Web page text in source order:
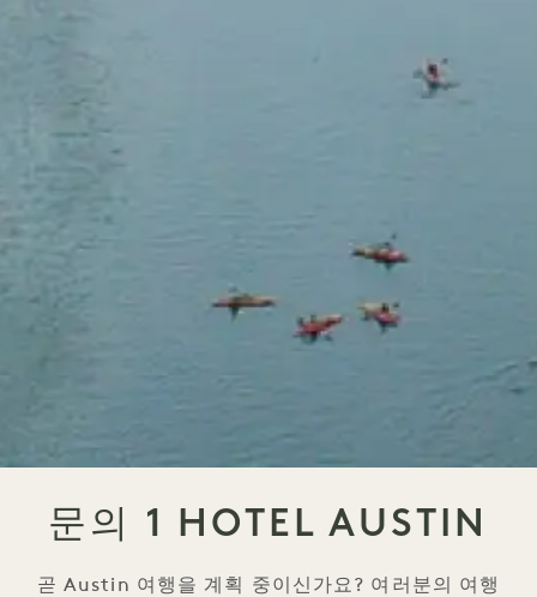
문의 1 HOTEL AUSTIN
곧 Austin 여행을 계획 중이신가요? 여러분의 여행